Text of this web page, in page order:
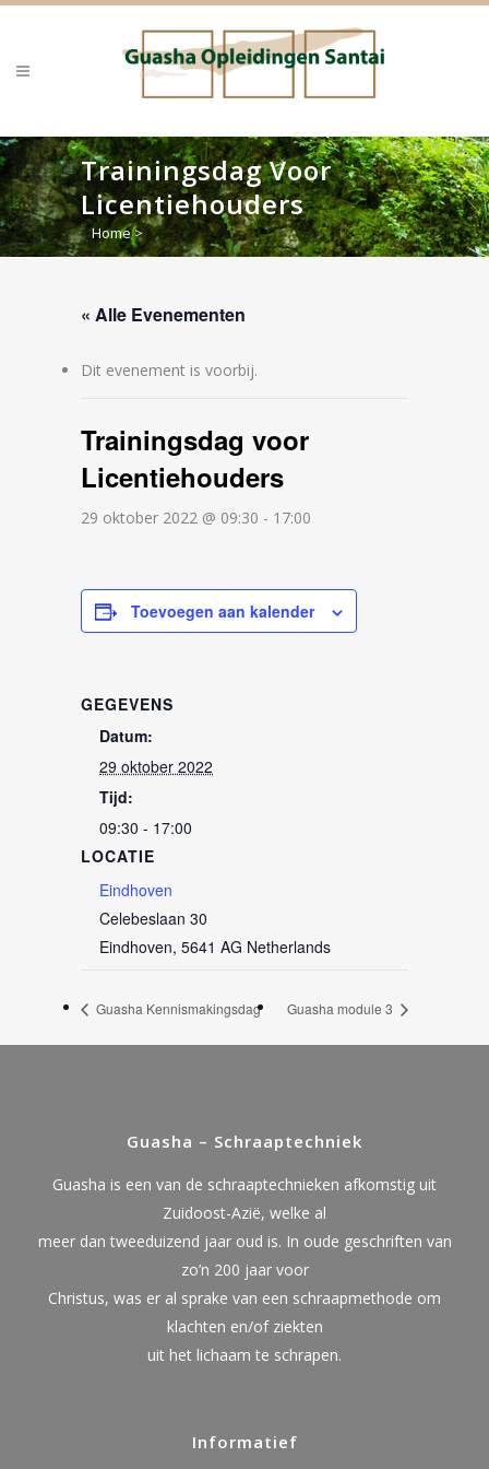
Trainingsdag Voor
Licentiehouders
Home>
« Alle Evenementen
Dit evenement is voorbij.
Trainingsdag voor
Licentiehouders
29 oktober 2022 @ 09:30 - 17:00
Toevoegen aan kalender
GEGEVENS
Datum:
29 oktober 2022
Tijd:
09:30 - 17:00
LOCATIE
Eindhoven
Celebeslaan 30
Eindhoven, 5641 AG Netherlands
Guasha Kennismakingsdag Guasha module 3
Guasha – Schraaptechniek
Guasha is een van de schraaptechnieken afkomstig uit
Zuidoost-Azië, welke al
meer dan tweeduizend jaar oud is. In oude geschriften van
zo’n 200 jaar voor
Christus, was er al sprake van een schraapmethode om
klachten en/of ziekten
uit het lichaam te schrapen.
Informatief